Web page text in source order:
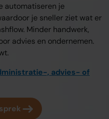
automatiseren je
je sneller ziet wat er
Minder handwerk,
advies en ondernemen.
, advies- of